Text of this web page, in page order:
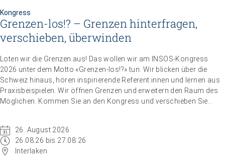
Kongress
Grenzen-los!? – Grenzen hinterfragen,
verschieben, überwinden
Loten wir die Grenzen aus! Das wollen wir am INSOS-Kongress
2026 unter dem Motto «Grenzen-los!?» tun. Wir blicken über die
Schweiz hinaus, hören inspirierende Referent:innen und lernen aus
Praxisbeispielen. Wir öffnen Grenzen und erweitern den Raum des
Möglichen. Kommen Sie an den Kongress und verschieben Sie
26. August 2026
26.08.26 bis 27.08.26
Interlaken